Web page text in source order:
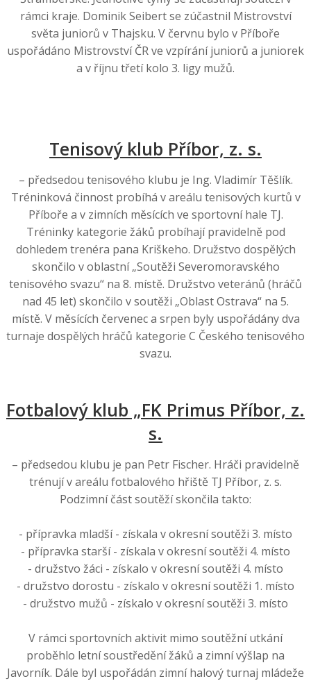
rámci kraje. Dominik Seibert se zúčastnil Mistrovství
světa juniorů v Thajsku. V červnu bylo v Příboře
uspořádáno Mistrovství ČR ve vzpírání juniorů a juniorek
a v říjnu třetí kolo 3. ligy mužů.
Tenisový klub Příbor, z. s.
– předsedou tenisového klubu je Ing. Vladimír Těšlík.
Tréninková činnost probíhá v areálu tenisových kurtů v
Příboře a v zimních měsících ve sportovní hale TJ.
Tréninky kategorie žáků probíhají pravidelně pod
dohledem trenéra pana Kriškeho. Družstvo dospělých
skončilo v oblastní „Soutěži Severomoravského
tenisového svazu“ na 8. místě. Družstvo veteránů (hráčů
nad 45 let) skončilo v soutěži „Oblast Ostrava“ na 5.
místě. V měsících červenec a srpen byly uspořádány dva
turnaje dospělých hráčů kategorie C Českého tenisového
svazu.
Fotbalový klub „FK Primus Příbor, z.
s.
– předsedou klubu je pan Petr Fischer. Hráči pravidelně
trénují v areálu fotbalového hřiště TJ Příbor, z. s.
Podzimní část soutěží skončila takto:
- přípravka mladší - získala v okresní soutěži 3. místo
- přípravka starší - získala v okresní soutěži 4. místo
- družstvo žáci - získalo v okresní soutěži 4. místo
- družstvo dorostu - získalo v okresní soutěži 1. místo
- družstvo mužů - získalo v okresní soutěži 3. místo
V rámci sportovních aktivit mimo soutěžní utkání
proběhlo letní soustředění žáků a zimní výšlap na
Javorník. Dále byl uspořádán zimní halový turnaj mládeže